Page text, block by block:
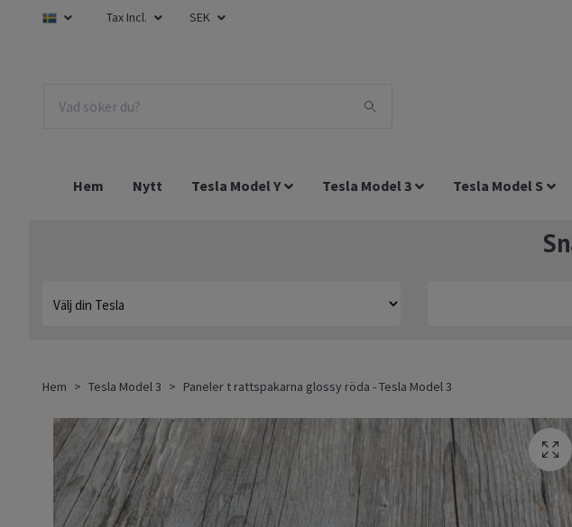
Tax Incl. SEK
Hem Nytt Tesla Model Y Tesla Model 3 Tesla Model S
Hem Tesla Model 3 Paneler t rattspakarna glossy röda - Tesla Model 3